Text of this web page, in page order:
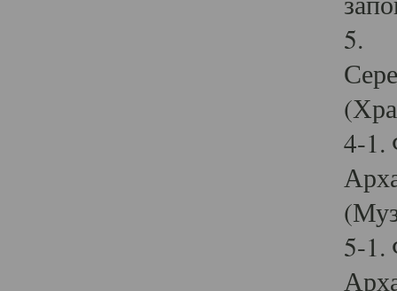
5.
4-1.
5-1.